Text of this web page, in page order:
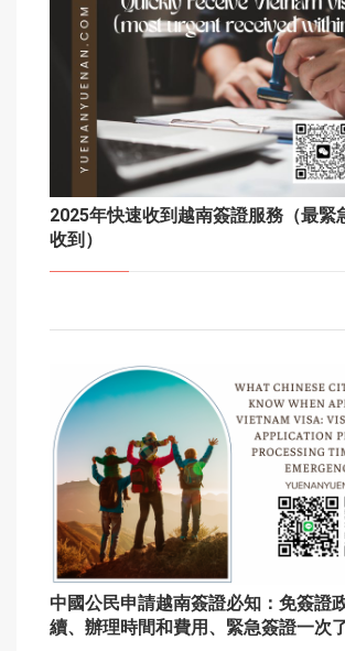
2025年快速收到越南簽證服務（最緊
收到）
中國公民申請越南簽證必知：免簽證
續、辦理時間和費用、緊急簽證一次